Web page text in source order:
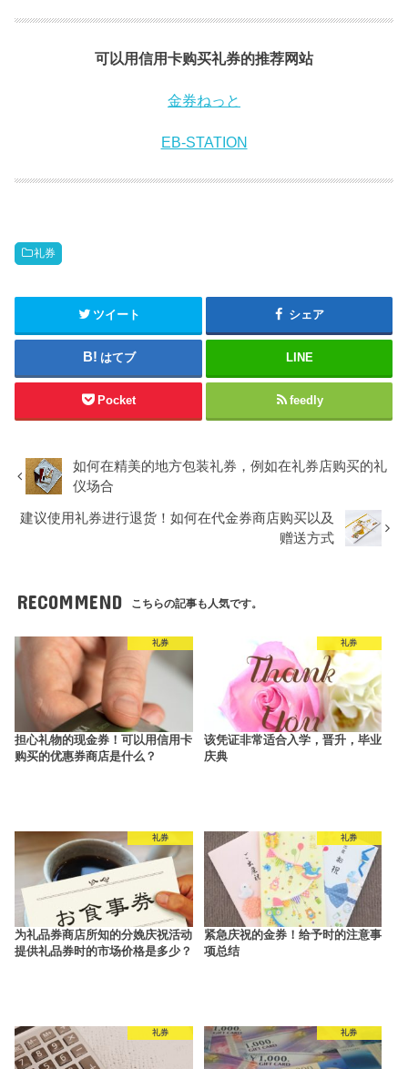
可以用信用卡购买礼券的推荐网站
金券ねっと
EB-STATION
礼券
ツイート シェア
はてブ LINE
Pocket feedly
如何在精美的地方包装礼券，例如在礼券店购买的礼
仪场合
建议使用礼券进行退货！如何在代金券商店购买以及
赠送方式
RECOMMEND こちらの記事も人気です。
礼券
担心礼物的现金券！可以用信用卡
购买的优惠券商店是什么？
礼券
该凭证非常适合入学，晋升，毕业
庆典
礼券
为礼品券商店所知的分娩庆祝活动
提供礼品券时的市场价格是多少？
礼券
紧急庆祝的金券！给予时的注意事
项总结
礼券 礼券